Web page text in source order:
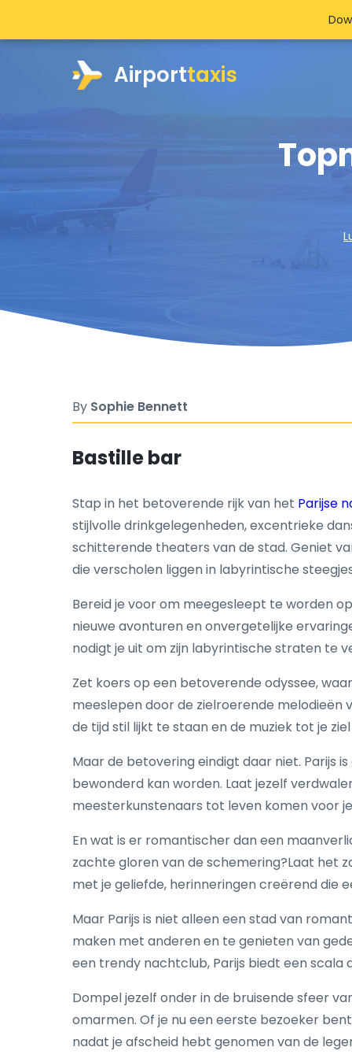
Airporttaxis
By Sophie Bennett
Bastille bar
Stap in het betoverende rijk van het Parijse
stijlvolle drinkgelegenheden, excentrieke
schitterende theaters van de stad. Geniet
die verscholen liggen in labyrintische
Bereid je voor om meegesleept te worden
nieuwe avonturen en onvergetelijke
nodigt je uit om zijn labyrintische straten te
Zet koers op een betoverende odyssee,
meeslepen door de zielroerende melodieën
de tijd stil lijkt te staan en de muziek tot je
Maar de betovering eindigt daar niet. Parijs
bewonderd kan worden. Laat jezelf
meesterkunstenaars tot leven komen voor
En wat is er romantischer dan een
zachte gloren van de schemering?Laat het
met je geliefde, herinneringen creërend die
Maar Parijs is niet alleen een stad van
maken met anderen en te genieten van
een trendy nachtclub, Parijs biedt een scala
Dompel jezelf onder in de bruisende sfeer
omarmen. Of je nu een eerste bezoeker
nadat je afscheid hebt genomen van de